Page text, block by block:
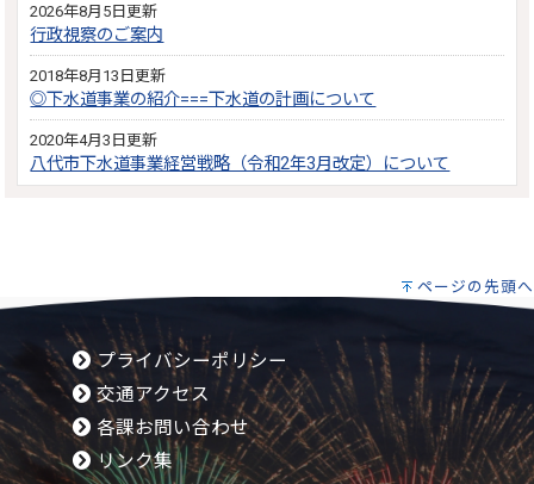
2026年8月5日更新
行政視察のご案内
2018年8月13日更新
◎下水道事業の紹介===下水道の計画について
2020年4月3日更新
八代市下水道事業経営戦略（令和2年3月改定）について
ページの先頭へ
プライバシーポリシー
交通アクセス
各課お問い合わせ
リンク集